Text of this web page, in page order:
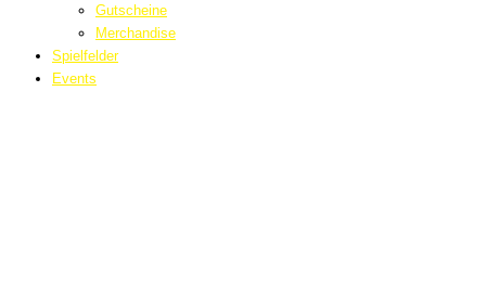
Gutscheine
Merchandise
Spielfelder
Events